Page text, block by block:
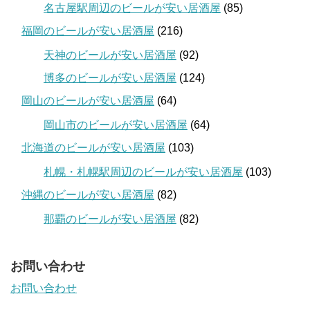
名古屋駅周辺のビールが安い居酒屋 (85)
福岡のビールが安い居酒屋 (216)
天神のビールが安い居酒屋 (92)
博多のビールが安い居酒屋 (124)
岡山のビールが安い居酒屋 (64)
岡山市のビールが安い居酒屋 (64)
北海道のビールが安い居酒屋 (103)
札幌・札幌駅周辺のビールが安い居酒屋 (103)
沖縄のビールが安い居酒屋 (82)
那覇のビールが安い居酒屋 (82)
お問い合わせ
お問い合わせ